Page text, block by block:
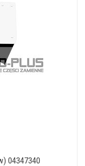
04347340